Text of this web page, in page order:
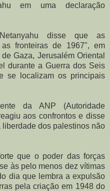
em uma declaração
disse que as
as fronteiras de 1967", em
Gaza, Jerusalém Oriental
durante a Guerra dos Seis
se localizam os principais
da ANP (Autoridade
aos confrontos e disse
dos palestinos não
que o poder das forças
às pelo menos dez vítimas
dia que lembra a expulsão
pela criação em 1948 do